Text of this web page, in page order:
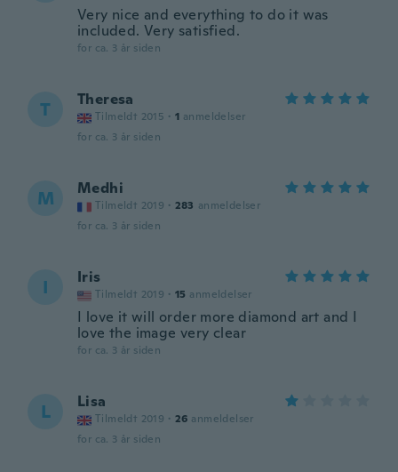
Very nice and everything to do it was
included. Very satisfied.
for ca. 3 år siden
T Theresa
Tilmeldt 2015 · 1 anmeldelser
for ca. 3 år siden
M Medhi
Tilmeldt 2019 · 283 anmeldelser
for ca. 3 år siden
I Iris
Tilmeldt 2019 · 15 anmeldelser
I love it will order more diamond art and I
love the image very clear
for ca. 3 år siden
L Lisa
Tilmeldt 2019 · 26 anmeldelser
for ca. 3 år siden